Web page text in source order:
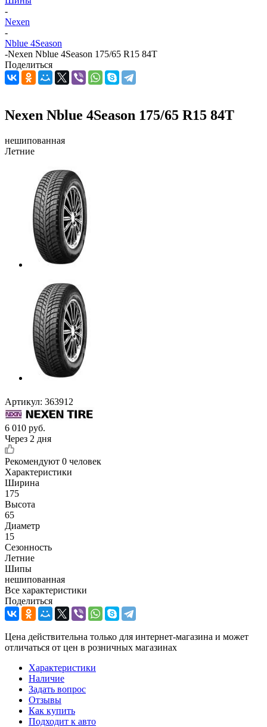
-
Nexen
-
Nblue 4Season
-Nexen Nblue 4Season 175/65 R15 84T
Поделиться
Nexen Nblue 4Season 175/65 R15 84T
нешипованная
Летние
Артикул: 363912
6 010 руб.
Через 2 дня
Рекомендуют 0 человек
Характеристики
Ширина
175
Высота
65
Диаметр
15
Сезонность
Летние
Шипы
нешипованная
Все характеристики
Поделиться
Цена действительна только для интернет-магазина и может
отличаться от цен в розничных магазинах
Характеристики
Наличие
Задать вопрос
Отзывы
Как купить
Подходит к авто